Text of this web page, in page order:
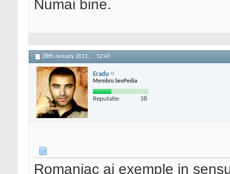
Numai bine.
28th January 2011, 12:43
Eradu
Membru SeoPedia
Reputatie: 38
Romaniac ai exemple in